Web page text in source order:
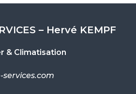
– Hervé KEMPF
& Climatisation